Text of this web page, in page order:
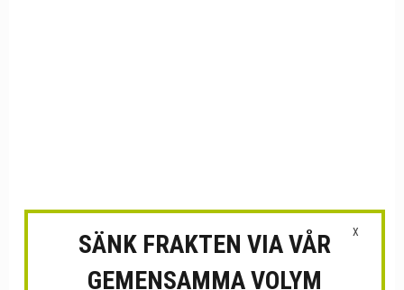
X
SÄNK FRAKTEN VIA VÅR
GEMENSAMMA VOLYM